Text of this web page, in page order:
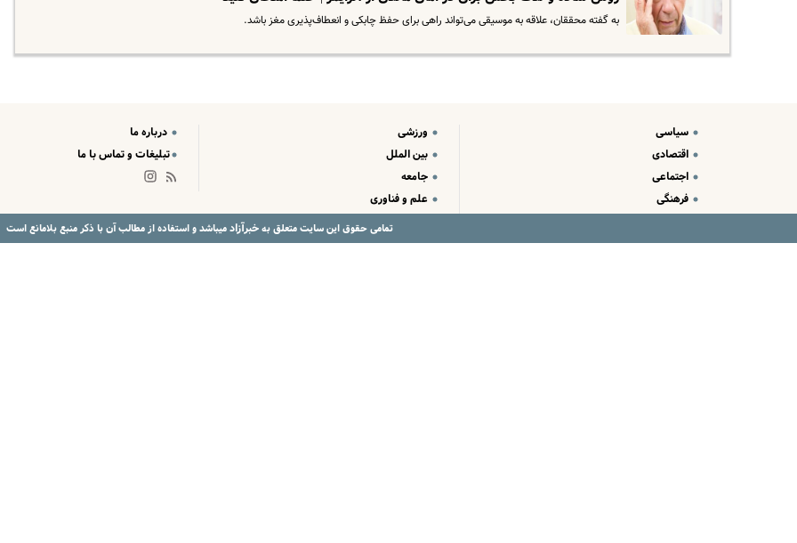
به گفته محققان، علاقه به موسیقی می‌تواند راهی برای حفظ چابکی و انعطاف‌پذیری مغز باشد.
سیاسی
اقتصادی
اجتماعی
فرهنگی
ورزشی
بین الملل
جامعه
علم و فناوری
درباره ما
تبلیغات و تماس با ما
تمامی حقوق این سایت متعلق بهخبرآزادمیباشد و استفاده از مطالب آن با ذکر منبع بلامانع است